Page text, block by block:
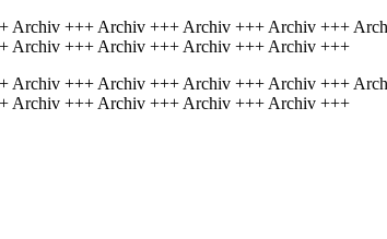
Archiv +++ Archiv +++ Archiv +++ Archiv +++
Archiv +++ Archiv +++ Archiv +++ Archiv +++
Archiv +++ Archiv +++ Archiv +++ Archiv +++
Archiv +++ Archiv +++ Archiv +++ Archiv +++